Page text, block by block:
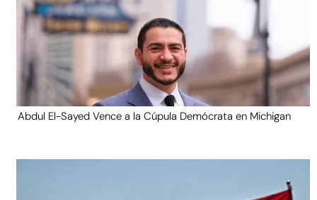
Abdul El-Sayed Vence a la Cúpula Demócrata en Michigan